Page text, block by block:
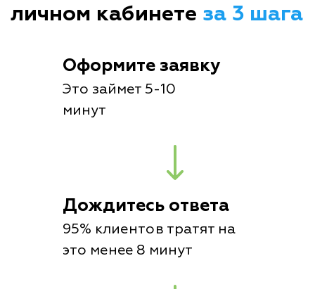
личном кабинете за 3 шага
Оформите заявку
Это займет 5-10
минут
Дождитесь ответа
95% клиентов тратят на
это менее 8 минут